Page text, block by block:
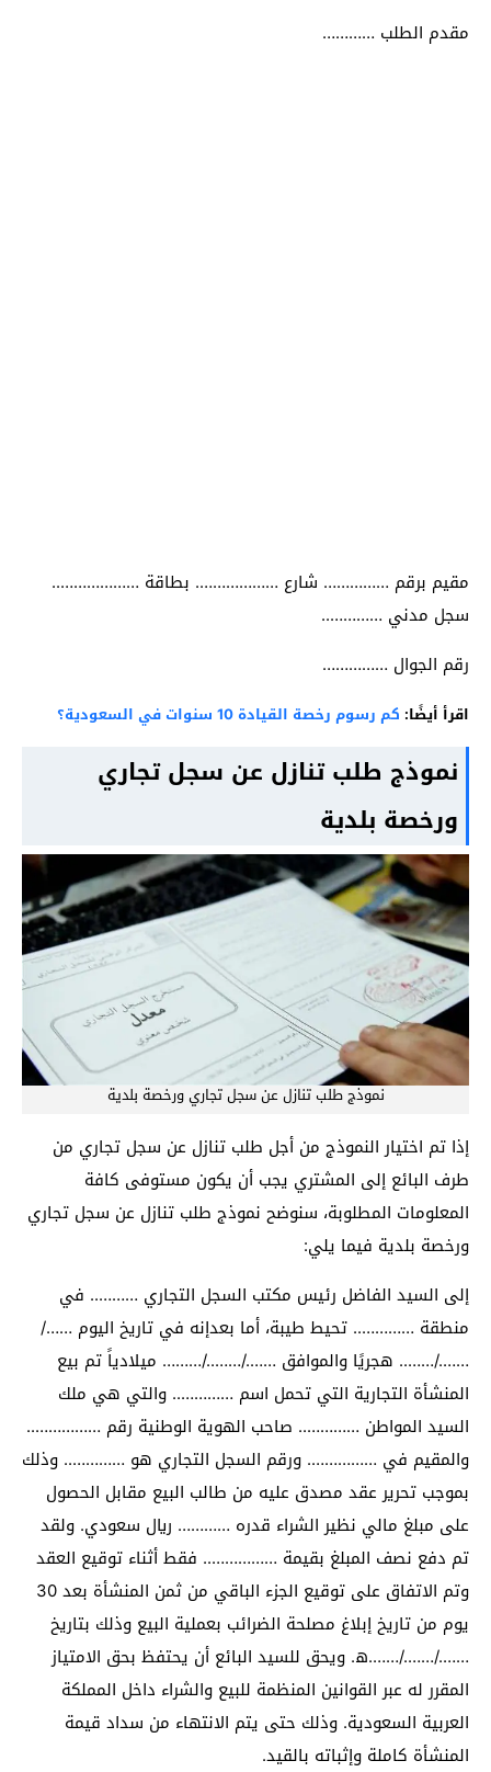
مقدم الطلب …………
مقيم برقم …………… شارع ………………. بطاقة ………………..
سجل مدني …………..
رقم الجوال ……………
اقرأ أيضًا: كم رسوم رخصة القيادة 10 سنوات في السعودية؟
نموذج طلب تنازل عن سجل تجاري
ورخصة بلدية
نموذج طلب تنازل عن سجل تجاري ورخصة بلدية
إذا تم اختيار النموذج من أجل طلب تنازل عن سجل تجاري من
طرف البائع إلى المشتري يجب أن يكون مستوفى كافة
المعلومات المطلوبة، سنوضح نموذج طلب تنازل عن سجل تجاري
ورخصة بلدية فيما يلي:
إلى السيد الفاضل رئيس مكتب السجل التجاري ……….. في
منطقة ………….. تحيط طيبة، أما بعدإنه في تاريخ اليوم ……/
……./…….. هجريًا والموافق ……./……../……… ميلادياً تم بيع
المنشأة التجارية التي تحمل اسم ………….. والتي هي ملك
السيد المواطن ………….. صاحب الهوية الوطنية رقم ……………..
والمقيم في ……………. ورقم السجل التجاري هو ………….. وذلك
بموجب تحرير عقد مصدق عليه من طالب البيع مقابل الحصول
على مبلغ مالي نظير الشراء قدره ………… ريال سعودي. ولقد
تم دفع نصف المبلغ بقيمة …………….. فقط أثناء توقيع العقد
وتم الاتفاق على توقيع الجزء الباقي من ثمن المنشأة بعد 30
يوم من تاريخ إبلاغ مصلحة الضرائب بعملية البيع وذلك بتاريخ
……./……./…….ھ. ويحق للسيد البائع أن يحتفظ بحق الامتياز
المقرر له عبر القوانين المنظمة للبيع والشراء داخل المملكة
العربية السعودية. وذلك حتى يتم الانتهاء من سداد قيمة
المنشأة كاملة وإثباته بالقيد.